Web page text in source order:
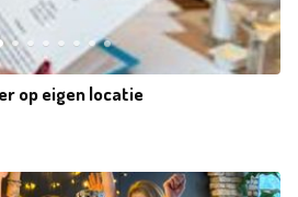
op eigen locatie